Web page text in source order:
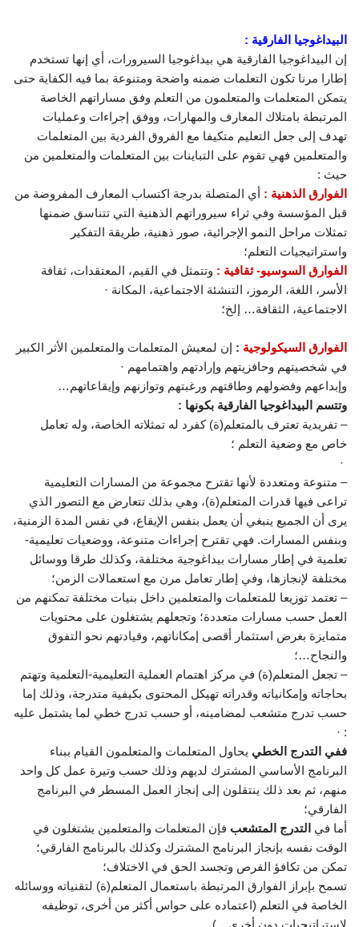
البيداغوجيا الفارقية :
إن البيداغوجيا الفارقية هي بيداغوجيا السيرورات، أي إنها تستخدم
إطارا مرنا تكون التعلمات ضمنه واضحة ومتنوعة بما فيه الكفاية حتى
يتمكن المتعلمات والمتعلمون من التعلم وفق مساراتهم الخاصة
المرتبطة بامتلاك المعارف والمهارات، ووفق إجراءات وعمليات
تهدف إلى جعل التعليم متكيفا مع الفروق الفردية بين المتعلمات
والمتعلمين فهي تقوم على التباينات بين المتعلمات والمتعلمين من
حيث :
الفوارق الذهنية : أي المتصلة بدرجة اكتساب المعارف المفروضة من
قبل المؤسسة وفي ثراء سيروراتهم الذهنية التي تتناسق ضمنها
تمثلات مراحل النمو الإجرائية، صور ذهنية، طريقة التفكير
واستراتيجيات التعلم؛
الفوارق السوسيو- ثقافية : وتتمثل في القيم، المعتقدات، ثقافة
الأسر، اللغة، الرموز، التنشئة الاجتماعية، المكانة ·
الاجتماعية، الثقافة… إلخ؛
الفوارق السيكولوجية : إن لمعيش المتعلمات والمتعلمين الأثر الكبير
في شخصيتهم وحافزيتهم وإرادتهم واهتمامهم ·
وإبداعهم وفضولهم وطاقتهم ورغبتهم وتوازنهم وإيقاعاتهم…
وتتسم البيداغوجيا الفارقية بكونها :
– تفريدية تعترف بالمتعلم(ة) كفرد له تمثلاته الخاصة، وله تعامل
خاص مع وضعية التعلم ؛
·
– متنوعة ومتعددة لأنها تقترح مجموعة من المسارات التعليمية
تراعى فيها قدرات المتعلم(ة)، وهي بذلك تتعارض مع التصور الذي
يرى أن الجميع ينبغي أن يعمل بنفس الإيقاع، في نفس المدة الزمنية،
وبنفس المسارات. فهي تقترح إجراءات متنوعة، ووضعيات تعليمية-
تعلمية في إطار مسارات بيداغوجية مختلفة، وكذلك طرقا ووسائل
مختلفة لإنجازها، وفي إطار تعامل مرن مع استعمالات الزمن؛
– تعتمد توزيعا للمتعلمات والمتعلمين داخل بنيات مختلفة تمكنهم من
العمل حسب مسارات متعددة؛ وتجعلهم يشتغلون على محتويات
متمايزة بغرض استثمار أقصى إمكاناتهم، وقيادتهم نحو التفوق
والنجاح…؛
– تجعل المتعلم(ة) في مركز اهتمام العملية التعليمية-التعلمية وتهتم
بحاجاته وإمكانياته وقدراته تهيكل المحتوى بكيفية متدرجة، وذلك إما
حسب تدرج متشعب لمضامينه، أو حسب تدرج خطي لما يشتمل عليه
: ·
ففي التدرج الخطي يحاول المتعلمات والمتعلمون القيام ببناء
البرنامج الأساسي المشترك لديهم وذلك حسب وتيرة عمل كل واحد
منهم، ثم بعد ذلك ينتقلون إلى إنجاز العمل المسطر في البرنامج
الفارقي؛
أما في التدرج المتشعب فإن المتعلمات والمتعلمين يشتغلون في
الوقت نفسه بإنجاز البرنامج المشترك وكذلك بالبرنامج الفارقي؛
تمكن من تكافؤ الفرص وتجسد الحق في الاختلاف؛
تسمح بإبراز الفوارق المرتبطة باستعمال المتعلم(ة) لتقنياته ووسائله
الخاصة في التعلم (اعتماده على حواس أكثر من أخرى، توظيفه